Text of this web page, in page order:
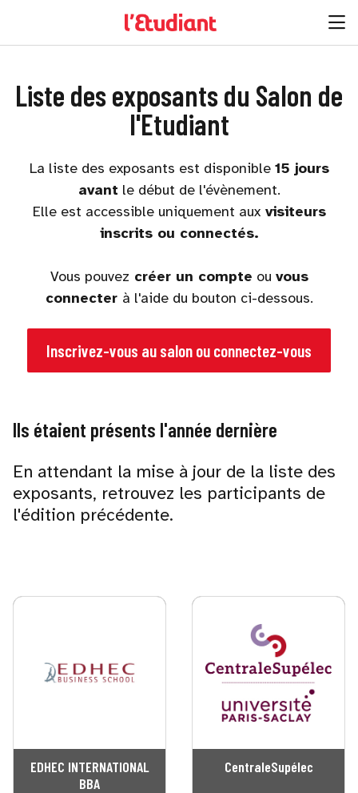
Liste des exposants du Salon de
l'Etudiant
La liste des exposants est disponible 15 jours
avant le début de l'évènement.
Elle est accessible uniquement auxvisiteurs
inscrits ou connectés.
Vous pouvez créer un compte ou vous
connecter à l'aide du bouton ci-dessous.
Inscrivez-vous au salon ou connectez-vous
Ils étaient présents l'année dernière
En attendant la mise à jour de la liste des
exposants, retrouvez les participants de
l'édition précédente.
EDHEC INTERNATIONAL
BBA
CentraleSupélec